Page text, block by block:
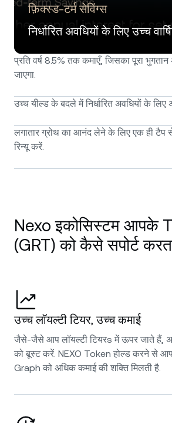
फ़िक्स्ड‑टर्म सेविंग्स
निर्धारित अवधियों के लिए उच्च
प्रति वर्ष 8.5% तक कमाएँ, जिसका पूरा
जाएगा.
उच्च यील्ड के बदले में निर्धारित अवधियों के
लगातार ग्रोथ का आनंद लेने के लिए एक ही टैप
रिन्यू करें.
Nexo इकोसिस्टम आपके
(GRT) को कैसे सपोर्ट
उच्च लॉयल्टी टियर, उच्च कमाई
जैसे-जैसे आप लॉयल्टी टियरs में ऊपर जाते हैं,
को बूस्ट करें. NEXO Token होल्ड करने से
Graph को अधिक कमाई की शक्ति मिलती है.